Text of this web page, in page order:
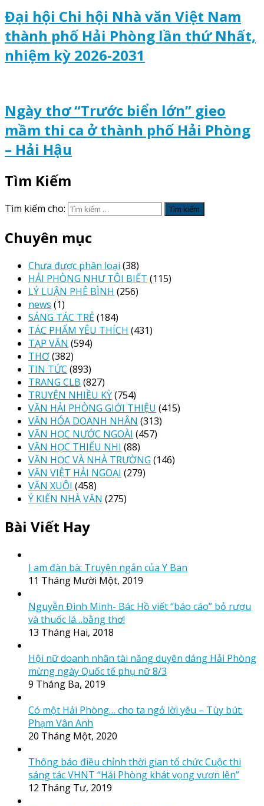
Đại hội Chi hội Nhà văn Việt Nam
thành phố Hải Phòng lần thứ Nhất,
nhiệm kỳ 2026-2031
Ngày thơ “Trước biển lớn” gieo
mầm thi ca ở thành phố Hải Phòng
– Hải Hậu
Tìm Kiếm
Tìm kiếm cho:
Chuyên mục
Chưa được phân loại (38)
HẢI PHÒNG NHƯ TÔI BIẾT (115)
LÝ LUẬN PHÊ BÌNH (256)
news (1)
SÁNG TÁC TRẺ (184)
TÁC PHẨM YÊU THÍCH (431)
TẠP VĂN (594)
THƠ(382)
TIN TỨC (893)
TRANG CLB (827)
TRUYỆN NHIỀU KỲ(754)
VĂN HẢI PHÒNG GIỚI THIỆU (415)
VĂN HÓA DOANH NHÂN (313)
VĂN HỌC NƯỚC NGOÀI (457)
VĂN HỌC THIẾU NHI (88)
VĂN HỌC VÀ NHÀ TRƯỜNG (146)
VĂN VIỆT HẢI NGOẠI (279)
VĂN XUÔI (458)
Ý KIẾN NHÀ VĂN (275)
Bài Viết Hay
I am đàn bà: Truyện ngắn của Y Ban
11 Tháng Mười Một, 2019
Nguyễn Đình Minh- Bác Hồ viết “báo cáo” bỏ rượu
và thuốc lá…bằng thơ!
13 Tháng Hai, 2018
Hội nữ doanh nhân tài năng duyên dáng Hải Phòng
mừng ngày Quốc tế phụ nữ 8/3
9 Tháng Ba, 2019
Có một Hải Phòng… cho ta ngỏ lời yêu – Tùy bút:
Phạm Vân Anh
20 Tháng Một, 2020
Thông báo điều chỉnh thời gian tổ chức Cuộc thi
sáng tác VHNT “Hải Phòng khát vọng vươn lên”
12 Tháng Tư, 2019